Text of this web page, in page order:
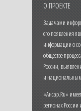
О ПРОЕКТЕ
Задачами
его появления
информации о
обществе
России,
и
«Ансар.Ru»
регионах